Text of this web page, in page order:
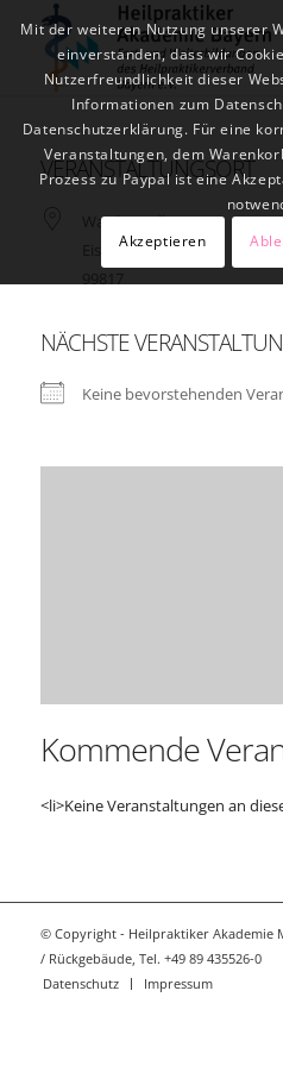
VERANSTALTUNGSORT
Wartburgallee 2
Eisenach
NÄCHSTE
Keine bevorstehenden
Kommende
<li>Keine Veranstaltungen an
© Copyright - Heilpraktiker Akademie
/ Rückgebäude, Tel. +49 89 435526-0
Datenschutz
Impressum
Mit der weiteren Nutzung unserer
einverstanden, dass wir
Nutzerfreundlichkeit dieser
Informationen zum
Datenschutzerklärung. Für eine
Veranstaltungen, dem
Prozess zu Paypal ist eine
Akzeptieren